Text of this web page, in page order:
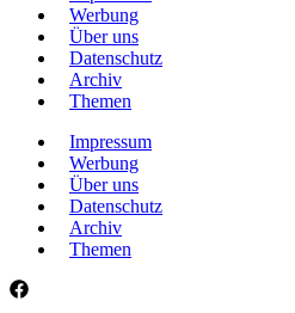
Werbung
Über uns
Datenschutz
Archiv
Themen
Impressum
Werbung
Über uns
Datenschutz
Archiv
Themen